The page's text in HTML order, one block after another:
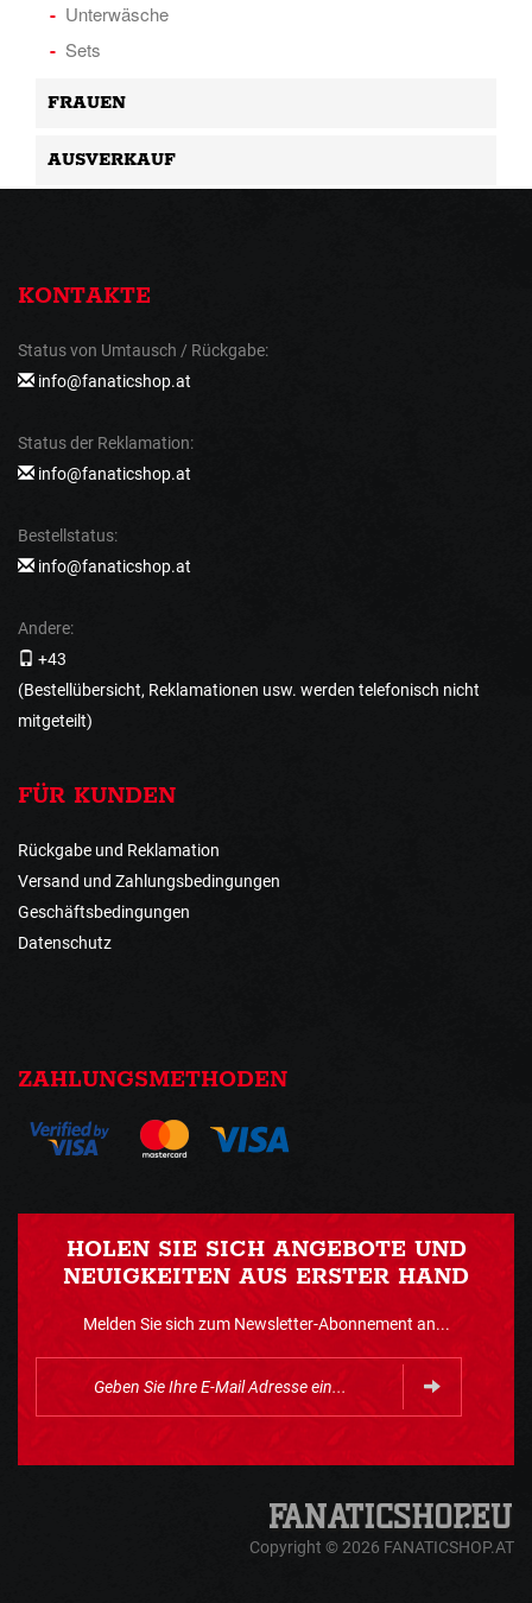
Unterwäsche
Sets
FRAUEN
AUSVERKAUF
KONTAKTE
Status von Umtausch / Rückgabe:
info@fanaticshop.at
Status der Reklamation:
info@fanaticshop.at
Bestellstatus:
info@fanaticshop.at
Andere:
+43
(Bestellübersicht, Reklamationen usw. werden telefonisch nicht
mitgeteilt)
FÜR KUNDEN
Rückgabe und Reklamation
Versand und Zahlungsbedingungen
Geschäftsbedingungen
Datenschutz
ZAHLUNGSMETHODEN
HOLEN SIE SICH ANGEBOTE UND
NEUIGKEITEN AUS ERSTER HAND
Melden Sie sich zum Newsletter-Abonnement an...
Copyright © 2026 FANATICSHOP.AT